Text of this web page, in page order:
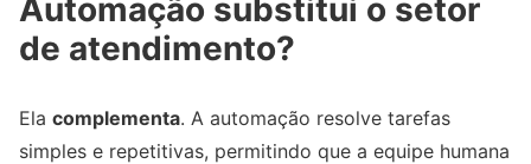
Automação substitui o setor
de atendimento?
Ela complementa. A automação resolve tarefas
simples e repetitivas, permitindo que a equipe humana